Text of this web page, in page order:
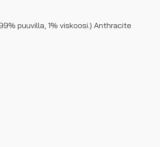
puuvilla, 1% viskoosi.) Anthracite